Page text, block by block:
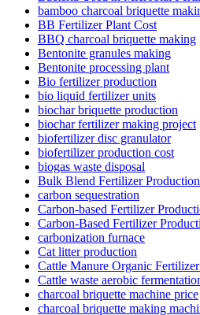
bamboo charcoal briquette
BB Fertilizer Plant Cost
BBQ charcoal briquette making
Bentonite granules making
Bentonite processing plant
Bio fertilizer production
bio liquid fertilizer units
biochar briquette production
biochar fertilizer making project
biofertilizer disc granulator
biofertilizer production cost
biogas waste disposal
Bulk Blend Fertilizer
carbon sequestration
Carbon-based Fertilizer
Carbon-Based Fertilizer
carbonization furnace
Cat litter production
Cattle Manure Organic
Cattle waste aerobic
charcoal briquette machine price
charcoal briquette making